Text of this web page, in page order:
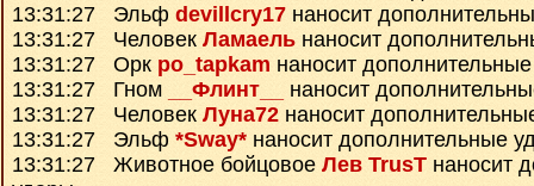
13:31:27 Эльф devillcry17 наносит
13:31:27 Человек Ламаель наносит
13:31:27 Орк po_tapkam наносит
13:31:27 Гном
__Флинт__
наносит
13:31:27 Человек Луна72 наносит
13:31:27 Эльф *Sway* наносит дополнительные
13:31:27 Животное бойцовое Лев TrusT наносит